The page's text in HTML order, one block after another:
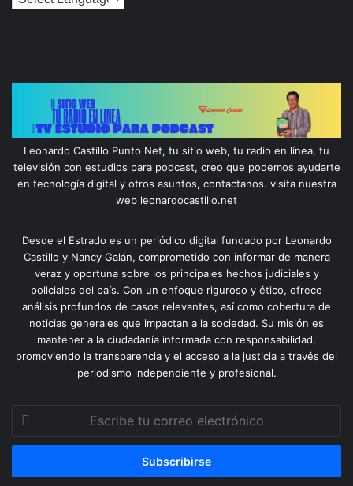
Leonardo Castillo Punto Net, tu sitio web, tu radio en línea, tu
televisión con estudios para podcast, creo que podemos ayudarte
en tecnología digital y otros asuntos, contactanos. visita nuestra
web leonardocastillo.net
Desde el Estrado es un periódico digital fundado por Leonardo
Castillo y Nancy Galán, comprometido con informar de manera
veraz y oportuna sobre los principales hechos judiciales y
policiales del país. Con un enfoque riguroso y ético, ofrece
análisis profundos de casos relevantes, así como cobertura de
noticias generales que impactan a la sociedad. Su misión es
mantener a la ciudadanía informada con responsabilidad,
promoviendo la transparencia y el acceso a la justicia a través del
periodismo independiente y profesional.
correo